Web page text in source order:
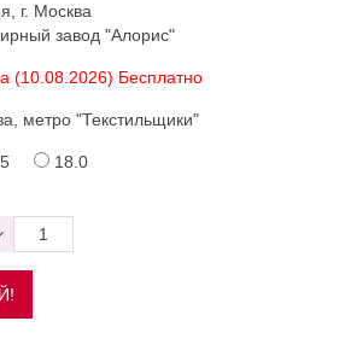
г. Москва
завод "Алорис"
(10.08.2026) Бесплатно
метро "Текстильщики"
18.0